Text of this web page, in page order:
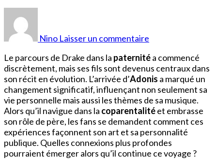
Nino Laisser un commentaire
Le parcours de Drake dans la paternitéa commencé
discrètement, mais ses fils sont devenus centraux dans
son récit en évolution. L’arrivée d’Adonis a marqué un
changement significatif, influençant non seulement sa
vie personnelle mais aussi les thèmes de sa musique.
Alors qu’il navigue dans la coparentalitéet embrasse
son rôle de père, les fans se demandent comment ces
expériences façonnent son art et sa personnalité
publique. Quelles connexions plus profondes
pourraient émerger alors qu’il continue ce voyage ?